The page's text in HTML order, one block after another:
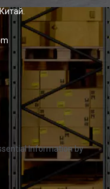
Information by